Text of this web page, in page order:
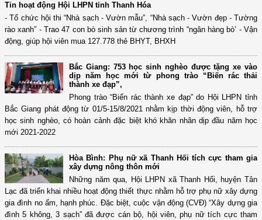
Tin hoạt động Hội LHPN tỉnh Thanh Hóa
- Tổ chức hội thi “Nhà sạch - Vườn mẫu”, “Nhà sạch - Vườn đẹp - Tường
rào xanh” - Trao 47 con bò sinh sản từ chương trình “ngân hàng bò’ - Vận
động, giúp hội viên mua 127.778 thẻ BHYT, BHXH
Bắc Giang: 753 học sinh nghèo được tặng xe vào
dịp năm học mới từ phong trào “Biến rác thải
thành xe đạp”,
Phong trào “Biến rác thành xe đạp” do Hội LHPN tỉnh
Bắc Giang phát động từ 01/5-15/8/2021 nhằm kịp thời động viên, hỗ trợ
học sinh nghèo, có hoàn cảnh đặc biệt khó khăn nhân dịp đầu năm học
mới 2021-2022
Hòa Bình: Phụ nữ xã Thanh Hối tích cực tham gia
xây dựng nông thôn mới
Những năm qua, Hội LHPN xã Thanh Hối, huyện Tân
Lạc đã triển khai nhiều hoạt động thiết thực nhằm hỗ trợ phụ nữ xây dựng
gia đình no ấm, hạnh phúc. Đặc biệt, cuộc vận động (CVĐ) “Xây dựng gia
đình 5 không, 3 sạch” đã được cán bộ, hội viên, phụ nữ tích cực tham